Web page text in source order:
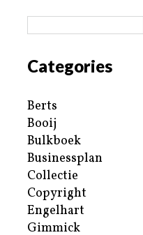
Categories
Berts
Booij
Bulkboek
Businessplan
Collectie
Copyright
Engelhart
Gimmick